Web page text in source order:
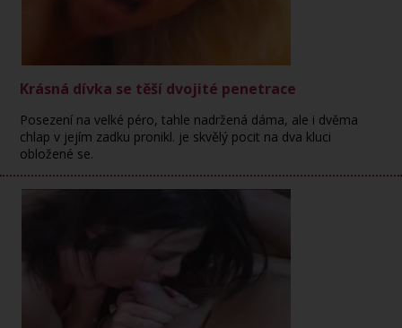
Krásná dívka se těší dvojité penetrace
Posezení na velké péro, tahle nadržená dáma, ale i dvěma
chlap v jejím zadku pronikl. je skvělý pocit na dva kluci
obložené se.